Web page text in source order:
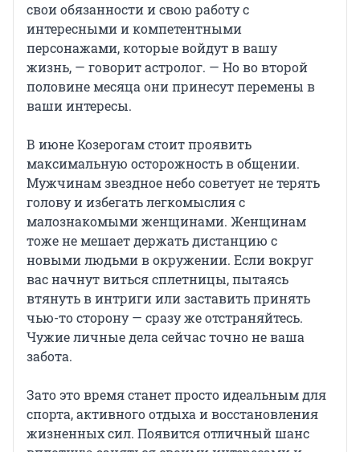
свои обязанности и свою работу с
интересными и компетентными
персонажами, которые войдут в вашу
жизнь, — говорит астролог. — Но во второй
половине месяца они принесут перемены в
ваши интересы.
В июне Козерогам стоит проявить
максимальную осторожность в общении.
Мужчинам звездное небо советует не терять
голову и избегать легкомыслия с
малознакомыми женщинами. Женщинам
тоже не мешает держать дистанцию с
новыми людьми в окружении. Если вокруг
вас начнут виться сплетницы, пытаясь
втянуть в интриги или заставить принять
чью-то сторону — сразу же отстраняйтесь.
Чужие личные дела сейчас точно не ваша
забота.
Зато это время станет просто идеальным для
спорта, активного отдыха и восстановления
жизненных сил. Появится отличный шанс